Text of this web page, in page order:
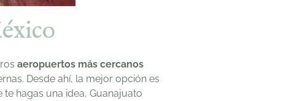
aeropuertos más cercanos
Desde ahí, la mejor opción es
hagas una idea, Guanajuato